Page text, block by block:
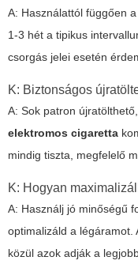
A: Használattól függően
1-3 hét a tipikus
csorgás jelei esetén
K: Biztonságos
A: Sok patron
elektromos cigaretta
mindig tiszta, megfelelő
K: Hogyan
A: Használj jó minőségű
optimalizáld a légáramot.
közül azok adják a